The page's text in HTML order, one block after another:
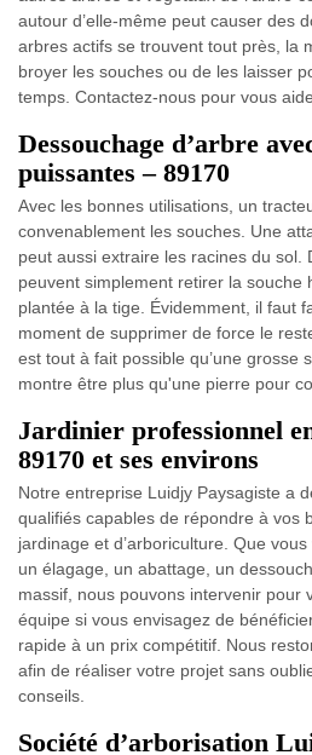
autour d’elle-même peut causer des
arbres actifs se trouvent tout près, la
broyer les souches ou de les laisser
temps. Contactez-nous pour vous
Dessouchage d’arbre
puissantes – 89170
Avec les bonnes utilisations, un
convenablement les souches. Une
peut aussi extraire les racines du sol.
peuvent simplement retirer la souche
plantée à la tige. Évidemment, il faut
moment de supprimer de force le
est tout à fait possible qu’une grosse
montre être plus qu'une pierre pour
Jardinier professionnel
89170 et ses environs
Notre entreprise Luidjy Paysagiste a
qualifiés capables de répondre à vos
jardinage et d’arboriculture. Que
un élagage, un abattage, un
massif, nous pouvons intervenir pour
équipe si vous envisagez de
rapide à un prix compétitif. Nous
afin de réaliser votre projet sans
conseils.
Société d’arborisation